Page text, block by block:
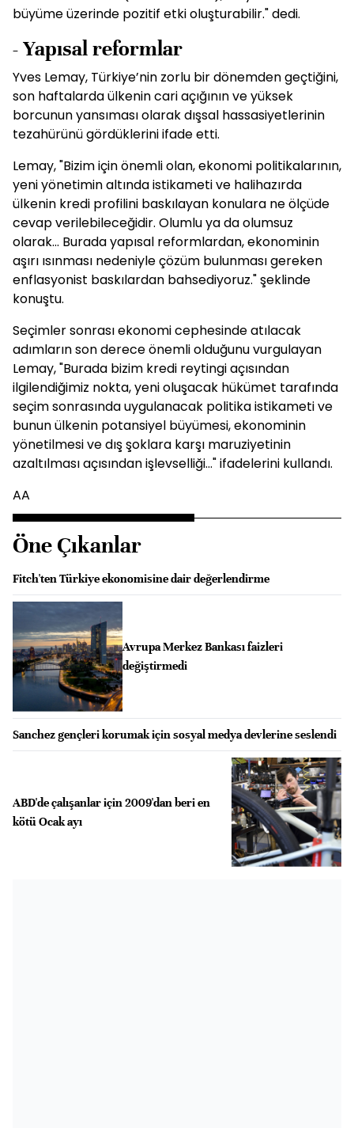
büyüme üzerinde pozitif etki oluşturabilir." dedi.
- Yapısal reformlar
Yves Lemay, Türkiye’nin zorlu bir dönemden geçtiğini,
son haftalarda ülkenin cari açığının ve yüksek
borcunun yansıması olarak dışsal hassasiyetlerinin
tezahürünü gördüklerini ifade etti.
Lemay, "Bizim için önemli olan, ekonomi politikalarının,
yeni yönetimin altında istikameti ve halihazırda
ülkenin kredi profilini baskılayan konulara ne ölçüde
cevap verilebileceğidir. Olumlu ya da olumsuz
olarak... Burada yapısal reformlardan, ekonominin
aşırı ısınması nedeniyle çözüm bulunması gereken
enflasyonist baskılardan bahsediyoruz." şeklinde
konuştu.
Seçimler sonrası ekonomi cephesinde atılacak
adımların son derece önemli olduğunu vurgulayan
Lemay, "Burada bizim kredi reytingi açısından
ilgilendiğimiz nokta, yeni oluşacak hükümet tarafında
seçim sonrasında uygulanacak politika istikameti ve
bunun ülkenin potansiyel büyümesi, ekonominin
yönetilmesi ve dış şoklara karşı maruziyetinin
azaltılması açısından işlevselliği..." ifadelerini kullandı.
AA
Öne Çıkanlar
Fitch'ten Türkiye ekonomisine dair değerlendirme
Avrupa Merkez Bankası faizleri
değiştirmedi
Sanchez gençleri korumak için sosyal medya devlerine seslendi
ABD'de çalışanlar için 2009'dan beri en
kötü Ocak ayı